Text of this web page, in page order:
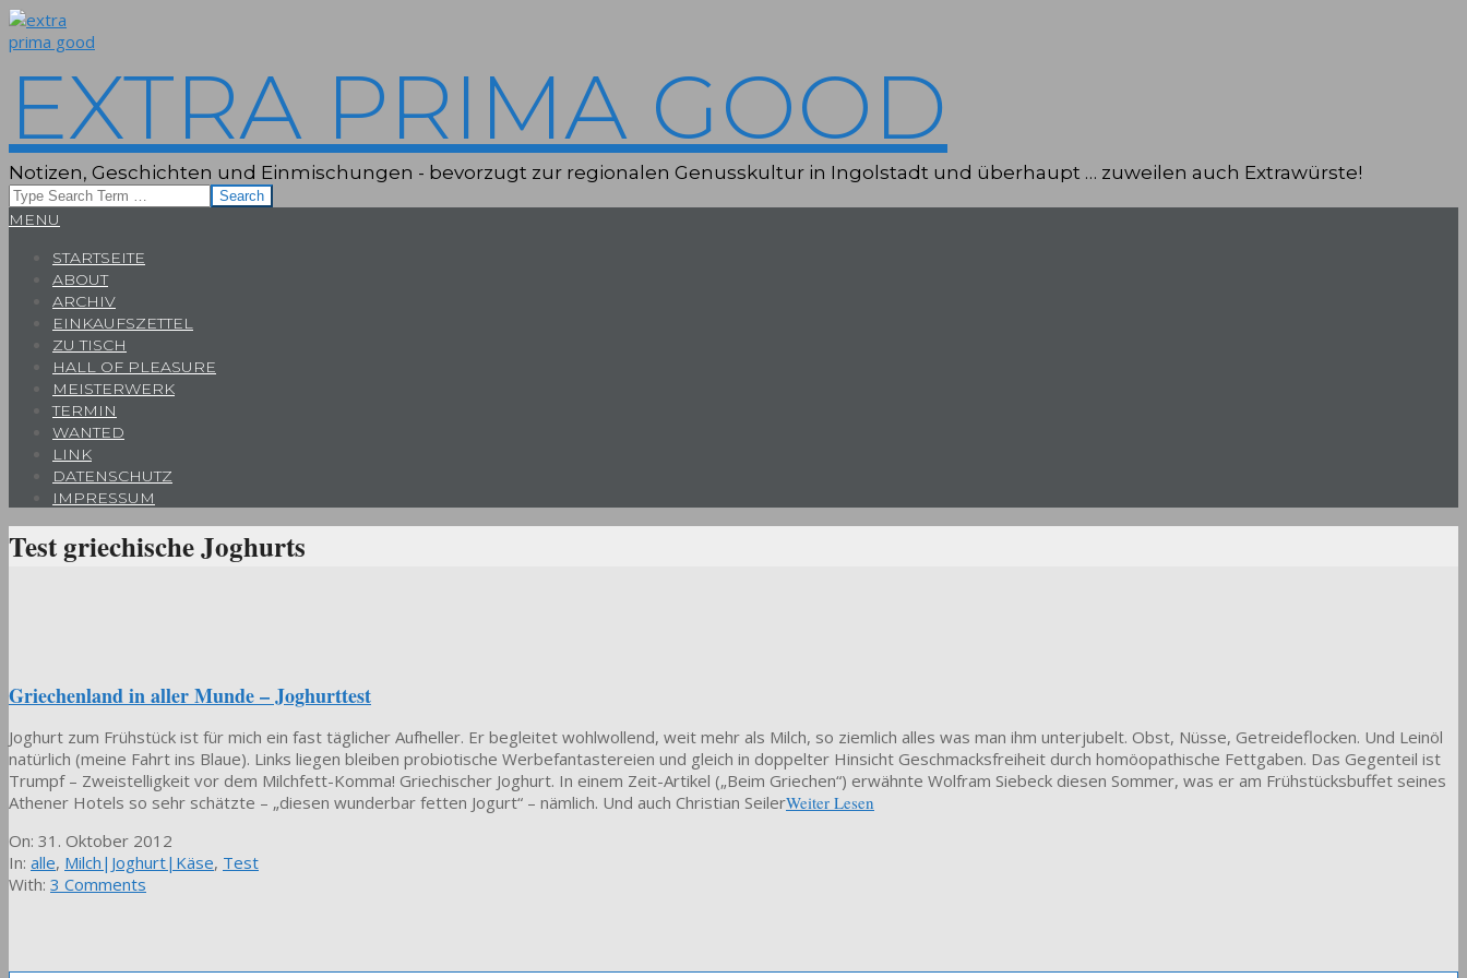
Skip
to
EXTRA PRIMA GOOD
Notizen, Geschichten und Einmischungen - bevorzugt zur regionalen Genusskultur in Ingolstadt und überhaupt … zuweilen auch Extrawürste!
Search
Primary
MENU
STARTSEITE
ABOUT
ARCHIV
EINKAUFSZETTEL
ZU TISCH
HALL OF PLEASURE
MEISTERWERK
TERMIN
WANTED
LINK
DATENSCHUTZ
IMPRESSUM
Test griechische Joghurts
Griechenland in aller Munde – Joghurttest
Joghurt zum Frühstück ist für mich ein fast täglicher Aufheller. Er begleitet wohlwollend, weit mehr als Milch, so ziemlich alles was man ihm unterjubelt. Obst, Nüsse, Getreideflocken. Und Leinöl
natürlich (meine Fahrt ins Blaue). Links liegen bleiben probiotische Werbefantastereien und gleich in doppelter Hinsicht Geschmacksfreiheit durch homöopathische Fettgaben. Das Gegenteil ist
Trumpf – Zweistelligkeit vor dem Milchfett-Komma! Griechischer Joghurt. In einem Zeit-Artikel („Beim Griechen“) erwähnte Wolfram Siebeck diesen Sommer, was er am Frühstücksbuffet seines
Athener Hotels so sehr schätzte – „diesen wunderbar fetten Jogurt“ – nämlich. Und auch Christian SeilerWeiter Lesen
2012-
10-
31
On: 31. Oktober 2012
In: alle, Milch|Joghurt|Käse, Test
With: 3 Comments